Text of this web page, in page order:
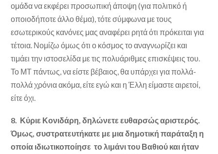
ομάδα να εκφέρει προσωπική άποψη (για πολιτικό ή
οποιοδήποτε άλλο θέμα), τότε σύμφωνα με τους
εσωτερικούς κανόνες μας αναφέρει ρητά ότι πρόκειται για
τέτοια. Νομίζω όμως ότι ο κόσμος το αναγνωρίζει και
τιμάει την ιστοσελίδα με τις πολυάριθμες επισκέψεις του.
Το ΜΤ πάντως, να είστε βέβαιος, θα υπάρχει για πολλά-
πολλά χρόνια ακόμα, είτε εγώ και η Έλλη είμαστε αιρετοί,
είτε όχι.
8. Κύριε Κονιδάρη, δηλώνετε ευθαρσώς αριστερός.
Όμως, συστρατευτήκατε με μια δημοτική παράταξη η
οποία ιδιωτικοποίησε το λιμάνι του Βαθιού και ήταν